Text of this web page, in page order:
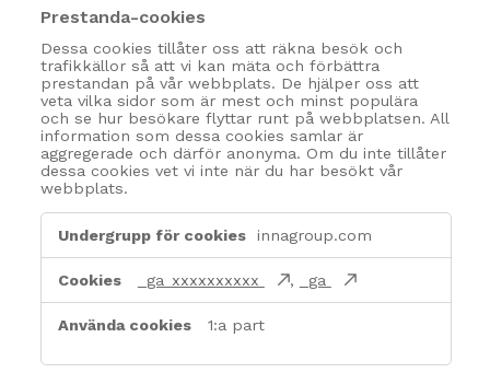
Prestanda-cookies
Dessa cookies tillåter oss att räkna besök och
trafikkällor så att vi kan mäta och förbättra
prestandan på vår webbplats. De hjälper oss att
veta vilka sidor som är mest och minst populära
och se hur besökare flyttar runt på webbplatsen. All
information som dessa cookies samlar är
aggregerade och därför anonyma. Om du inte tillåter
dessa cookies vet vi inte när du har besökt vår
webbplats.
cookies
innagroup.com
_ga_xxxxxxxxxx , _ga
1:a part